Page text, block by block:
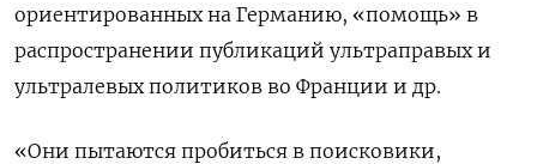
ориентированных на Германию, «помощь» в
распространении публикаций ультраправых и
ультралевых политиков во Франции и др.
«Они пытаются пробиться в поисковики,